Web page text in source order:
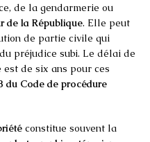
de la gendarmerie ou
de la République. Elle peut
de partie civile qui
préjudice subi. Le délai de
de six ans pour ces
du Code de procédure
constitue souvent la